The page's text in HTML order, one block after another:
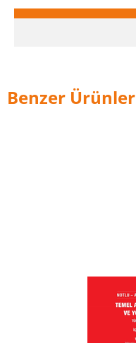
Benzer Ürünler